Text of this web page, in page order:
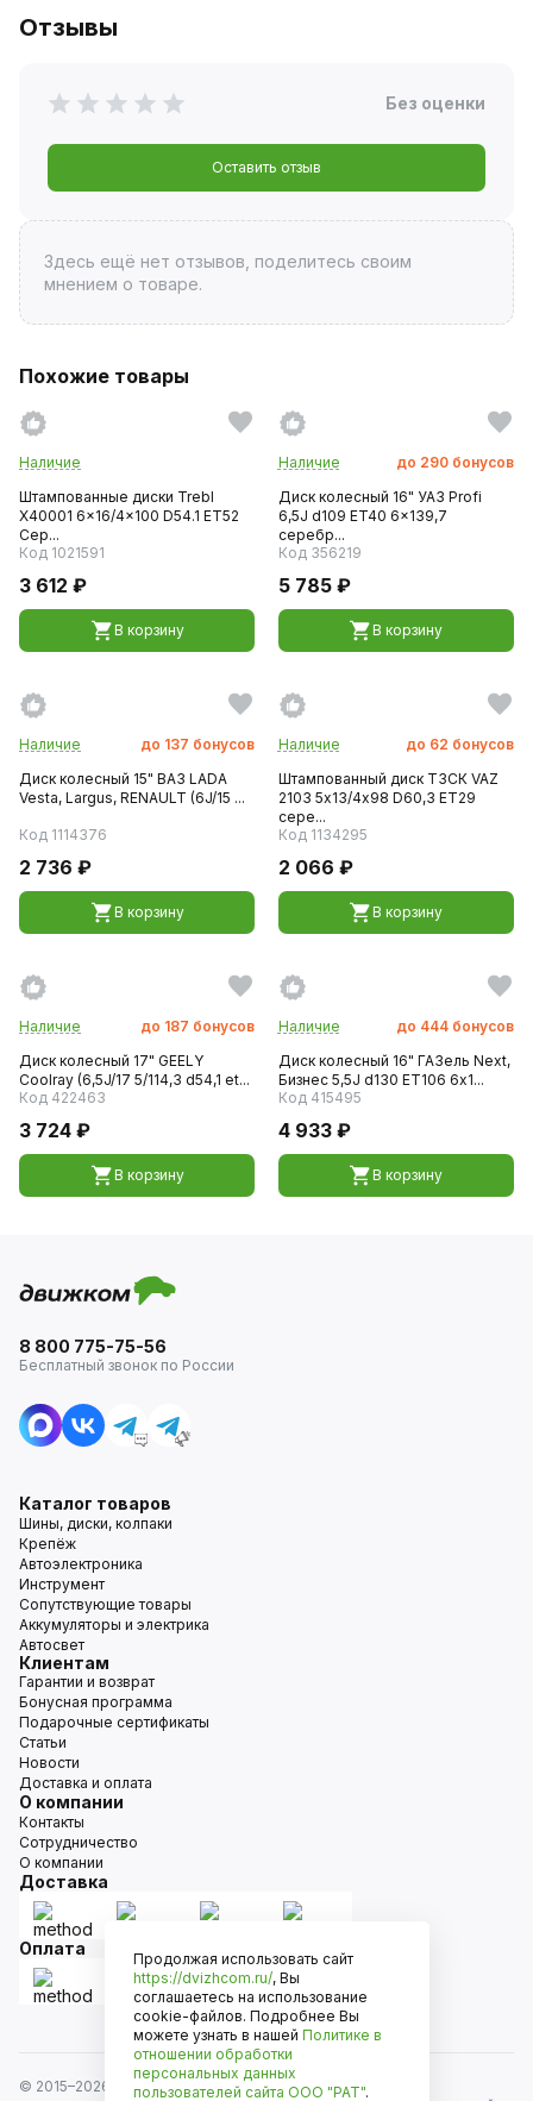
Отзывы
Без оценки
Оставить отзыв
Здесь ещё нет отзывов, поделитесь своим
мнением о товаре.
Похожие товары
Наличие
Штампованные диски Trebl
X40001 6x16/4x100 D54.1 ET52
Сер...
Код 1021591
3 612 ₽
В корзину
Наличие до 290 бонусов
Диск колесный 16" УАЗ Profi
6,5J d109 ET40 6x139,7
серебр...
Код 356219
5 785 ₽
В корзину
Наличие до 137 бонусов
Диск колесный 15" ВАЗ LADA
Vesta, Largus, RENAULT (6J/15 ...
Код 1114376
2 736 ₽
В корзину
Наличие до 62 бонусов
Штампованный диск ТЗСК VAZ
2103 5х13/4х98 D60,3 ET29
сере...
Код 1134295
2 066 ₽
В корзину
Наличие до 187 бонусов
Диск колесный 17" GEELY
Coolray (6,5J/17 5/114,3 d54,1 et...
Код 422463
3 724 ₽
В корзину
Наличие до 444 бонусов
Диск колесный 16" ГАЗель Next,
Бизнес 5,5J d130 ET106 6х1...
Код 415495
4 933 ₽
В корзину
8 800 775-75-56
Бесплатный звонок по России
Каталог товаров
Шины, диски, колпаки
Крепёж
Автоэлектроника
Инструмент
Сопутствующие товары
Аккумуляторы и электрика
Автосвет
Клиентам
Гарантии и возврат
Бонусная программа
Подарочные сертификаты
Статьи
Новости
Доставка и оплата
О компании
Контакты
Сотрудничество
О компании
Доставка
Оплата
© 2015–2026
Движком — сеть магазинов автозапчастей
Продолжая использовать сайт
https://dvizhcom.ru/, Вы
соглашаетесь на использование
cookie-файлов. Подробнее Вы
можете узнать в нашей Политике в
отношении обработки
персональных данных
пользователей сайта ООО "РАТ".